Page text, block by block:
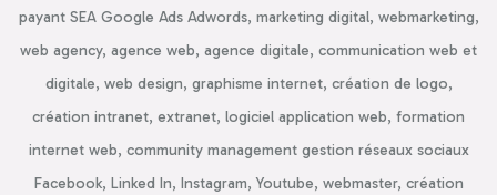
payant SEA Google Ads Adwords, marketing digital, webmarketing,
web agency, agence web, agence digitale, communication web et
digitale, web design, graphisme internet, création de logo,
création intranet, extranet, logiciel application web, formation
internet web, community management gestion réseaux sociaux
Facebook, Linked In, Instagram, Youtube, webmaster, création